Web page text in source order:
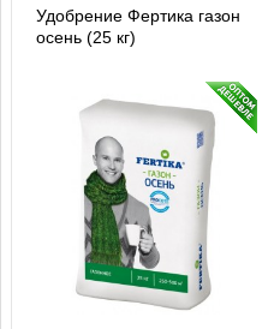
Удобрение Фертика газон
осень (25 кг)